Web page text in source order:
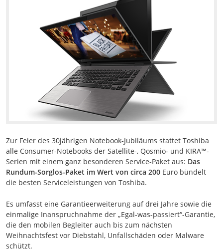
Zur Feier des 30jährigen Notebook-Jubiläums stattet Toshiba
alle Consumer-Notebooks der Satellite-, Qosmio- und KIRA™-
Serien mit einem ganz besonderen Service-Paket aus: Das
Rundum-Sorglos-Paket im Wert von circa 200 Euro bündelt
die besten Serviceleistungen von Toshiba.
Es umfasst eine Garantieerweiterung auf drei Jahre sowie die
einmalige Inanspruchnahme der „Egal-was-passiert“-Garantie,
die den mobilen Begleiter auch bis zum nächsten
Weihnachtsfest vor Diebstahl, Unfallschäden oder Malware
schützt.